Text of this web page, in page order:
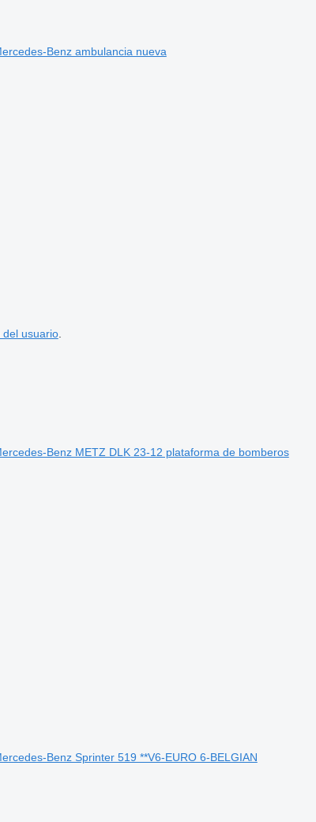
Benz ambulancia nueva
del usuario.
Benz METZ DLK 23-12 plataforma de bomberos
Benz Sprinter 519 **V6-EURO 6-BELGIAN